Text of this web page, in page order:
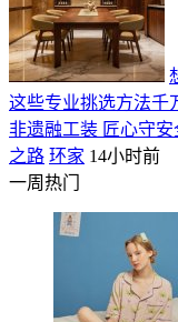
这些专业挑选方法千
非遗融工装 匠心守
之路 环家 14小时前
一周热门